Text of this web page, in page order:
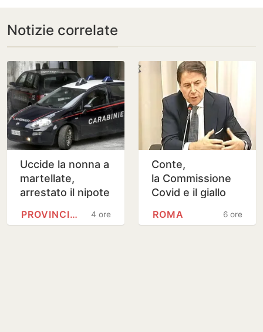
Notizie correlate
Uccide la nonna a
martellate,
arrestato il nipote
4 ore
PROVINCIA DI CHIETI
Conte,
la Commissione
Covid e il giallo
anonima sulle
6 ore
ROMA